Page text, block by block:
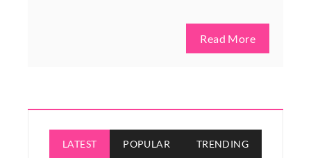
Read More
LATEST POPULAR TRENDING